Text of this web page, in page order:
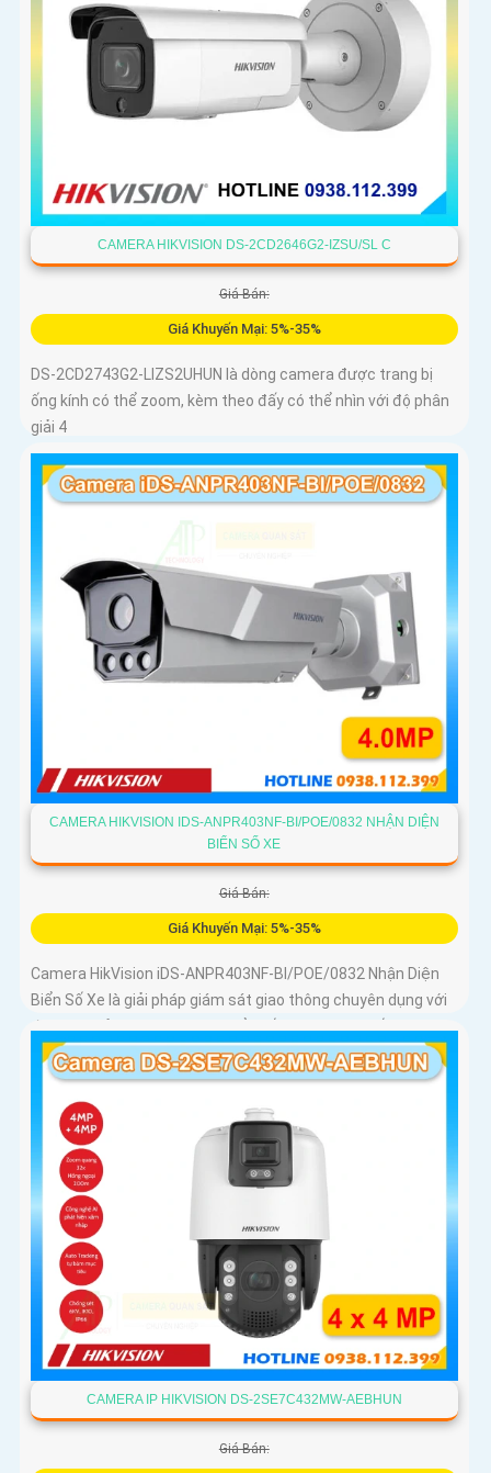
CAMERA HIKVISION DS-2CD2646G2-IZSU/SL C
Giá Bán:
Giá Khuyến Mại: 5%-35%
DS-2CD2743G2-LIZS2UHUN là dòng camera được trang bị
ống kính có thể zoom, kèm theo đấy có thể nhìn với độ phân
giải 4
CAMERA HIKVISION IDS-ANPR403NF-BI/POE/0832 NHẬN DIỆN
BIỂN SỐ XE
Giá Bán:
Giá Khuyến Mại: 5%-35%
Camera HikVision iDS-ANPR403NF-BI/POE/0832 Nhận Diện
Biển Số Xe là giải pháp giám sát giao thông chuyên dụng với
độ phân giải 4MP nhận diện biển số phương tiện tốc độ từ 5
đến 120km/h cảm biến 1/1
CAMERA IP HIKVISION DS-2SE7C432MW-AEBHUN
Giá Bán: